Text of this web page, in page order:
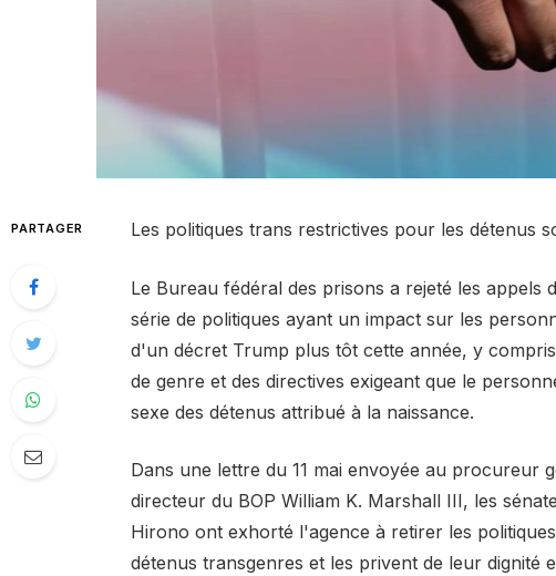
PARTAGER Les politiques trans restrictives pour les détenus
Le Bureau fédéral des prisons a rejeté les appels
série de politiques ayant un impact sur les
d'un décret Trump plus tôt cette année, y
de genre et des directives exigeant que le
sexe des détenus attribué à la naissance.
Dans une lettre du 11 mai envoyée au procureur
directeur du BOP William K. Marshall III, les
Hirono ont exhorté l'agence à retirer les
détenus transgenres et les privent de leur dignité